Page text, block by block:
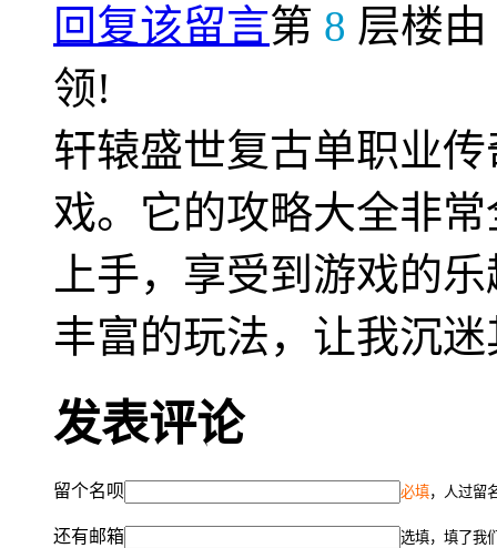
回复该留言第 8 层楼由
领!
轩辕盛世复古单职业
戏。它的攻略大全非
上手，享受到游戏的
丰富的玩法，让我沉
发表评论
留个名呗 必填，人过留
还有邮箱 选填，填了我